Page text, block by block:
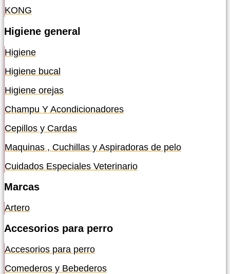
KONG
Higiene general
Higiene
Higiene bucal
Higiene orejas
Champu Y Acondicionadores
Cepillos y Cardas
Maquinas , Cuchillas y Aspiradoras de pelo
Cuidados Especiales Veterinario
Marcas
Artero
Accesorios para perro
Accesorios para perro
Comederos y Bebederos